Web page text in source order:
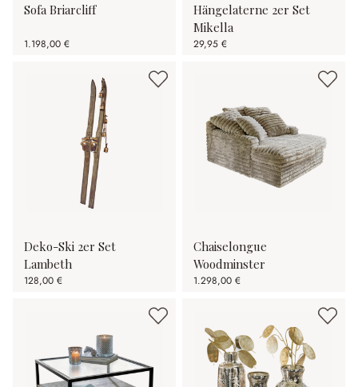
Sofa Briarcliff
1.198,00 €
Hängelaterne 2er Set
Mikella
29,95 €
Deko-Ski 2er Set
Lambeth
128,00 €
Chaiselongue
Woodminster
1.298,00 €